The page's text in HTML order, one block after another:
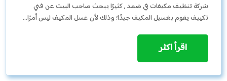
شركة تنظيف مكيفات في ضمد , كثيرًا يبحث صاحب البيت عن فني
تكييف يقوم بغسيل المكيف جيدًا؛ وذلك لأن غسل المكيف ليس أمرًا…
اقرأ اكثر